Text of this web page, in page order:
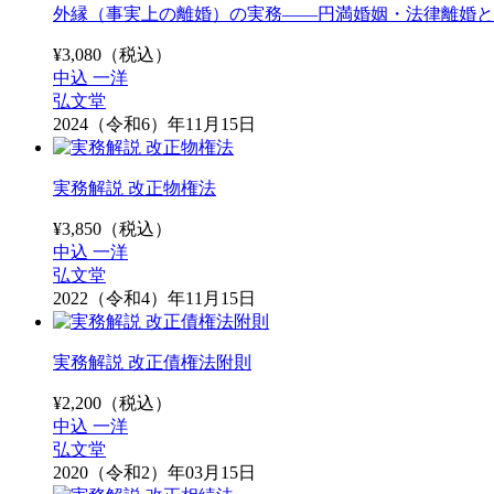
外縁（事実上の離婚）の実務――円満婚姻・法律離婚
¥3,080 （税込）
中込 一洋
弘文堂
2024（令和6）年11月15日
実務解説 改正物権法
¥3,850 （税込）
中込 一洋
弘文堂
2022（令和4）年11月15日
実務解説 改正債権法附則
¥2,200 （税込）
中込 一洋
弘文堂
2020（令和2）年03月15日